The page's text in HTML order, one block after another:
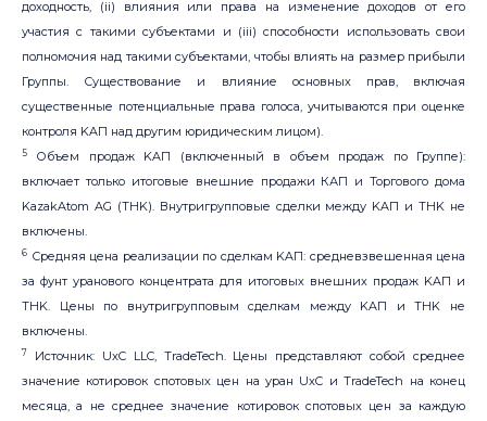
доходность, (ii) влияния или права на изменение доходов от его
участия с такими субъектами и (iii) способности использовать свои
полномочия над такими субъектами, чтобы влиять на размер прибыли
Группы. Существование и влияние основных прав, включая
существенные потенциальные права голоса, учитываются при оценке
контроля KAП над другим юридическим лицом).
5
Объем продаж KAП (включенный в объем продаж по Группе):
включает только итоговые внешние продажи КАП и Торгового дома
KazakAtom AG (THK). Внутригрупповые сделки между KAП и THK не
включены.
6 Средняя цена реализации по сделкам KAП: средневзвешенная цена
за фунт уранового концентрата для итоговых внешних продаж KAП и
THK. Цены по внутригрупповым сделкам между KAП и THK не
включены.
7
Источник: UxC LLC, TradeTech. Цены представляют собой среднее
значение котировок спотовых цен на уран UxC и TradeTech на конец
месяца, а не среднее значение котировок спотовых цен за каждую